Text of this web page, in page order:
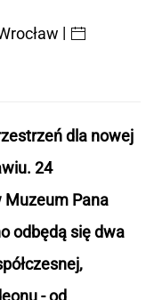
|
dla nowej
24
Muzeum Pana
odbędą siędwa
- od